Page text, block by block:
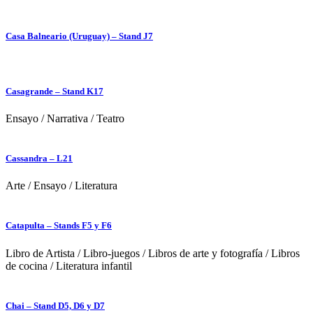
Casa Balneario (Uruguay) – Stand J7
Casagrande – Stand K17
Ensayo /Narrativa /Teatro
Cassandra – L21
Arte /Ensayo /Literatura
Catapulta – Stands F5 y F6
Libro de Artista /Libro-juegos /Libros de arte y fotografía /Libros
de cocina /Literatura infantil
Chai – Stand D5, D6 y D7